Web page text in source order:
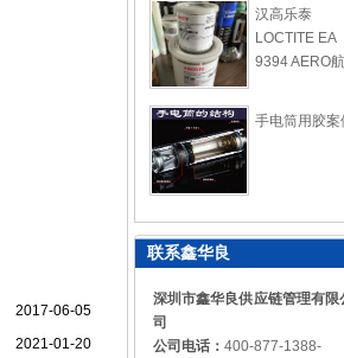
2017-06-05
2021-01-20
汉高乐泰
LOCTITE EA
9394 AERO航
手电筒用胶案
联系鑫华良
深圳市鑫华良供应链管理有限
司
公司电话： 400-877-1388-